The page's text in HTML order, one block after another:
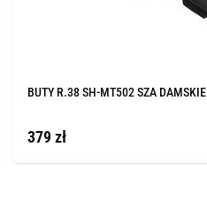
BUTY R.38 SH-MT502 SZA DAMSKIE
379 zł